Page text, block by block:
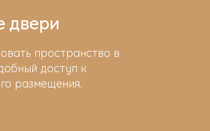
двери
пространство в
доступ к
размещения.